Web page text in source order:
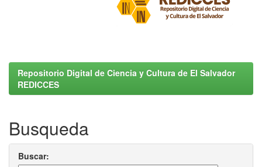
Repositorio Digital de Ciencia y Cultura de El Salvador
REDICCES
Busqueda
Buscar: